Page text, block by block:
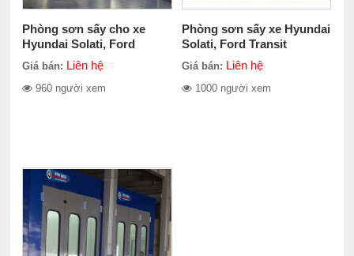
Phòng sơn sấy cho xe
Hyundai Solati, Ford
Transit W4.108-315.530-3
Giá bán: Liên hệ
960 người xem
Phòng sơn sấy xe Hyundai
Solati, Ford Transit
W4.108-315.530-5
Giá bán: Liên hệ
1000 người xem